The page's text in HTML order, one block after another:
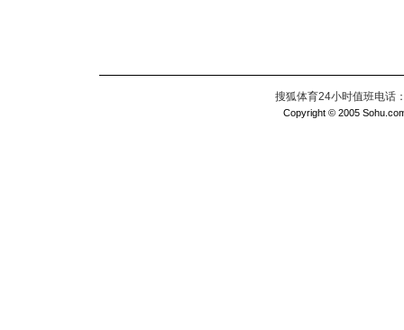
搜狐体育24小时值班电话
Copyright © 2005